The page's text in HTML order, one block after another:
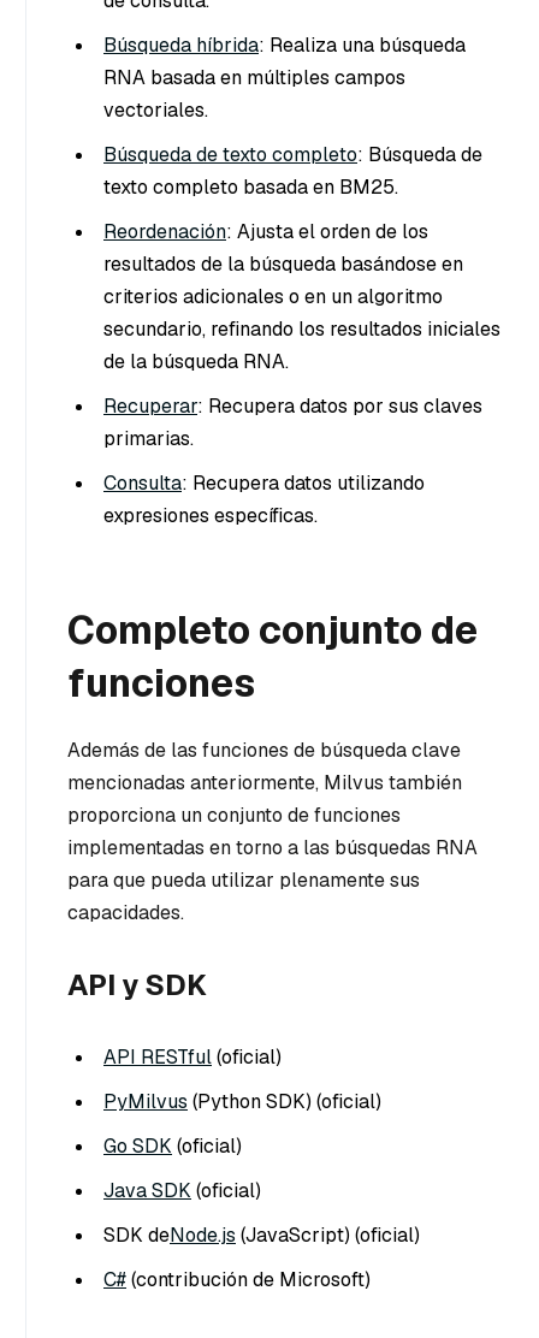
Búsqueda híbrida: Realiza una búsqueda
RNA basada en múltiples campos
vectoriales.
Búsqueda de texto completo: Búsqueda de
texto completo basada en BM25.
Reordenación: Ajusta el orden de los
resultados de la búsqueda basándose en
criterios adicionales o en un algoritmo
secundario, refinando los resultados iniciales
de la búsqueda RNA.
Recuperar: Recupera datos por sus claves
primarias.
Consulta: Recupera datos utilizando
expresiones específicas.
Completo conjunto de
funciones
Además de las funciones de búsqueda clave
mencionadas anteriormente, Milvus también
proporciona un conjunto de funciones
implementadas en torno a las búsquedas RNA
para que pueda utilizar plenamente sus
capacidades.
API y SDK
API RESTful(oficial)
PyMilvus (Python SDK) (oficial)
Go SDK (oficial)
Java SDK (oficial)
SDK deNode.js (JavaScript) (oficial)
C#(contribución de Microsoft)